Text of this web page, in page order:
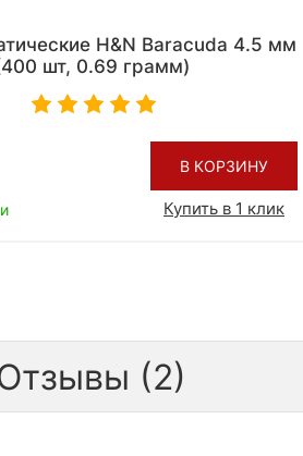
H&N Baracuda 4.5 мм
шт, 0.69 грамм)
В КОРЗИНУ
Купить в 1 клик
(2)